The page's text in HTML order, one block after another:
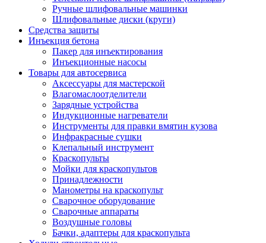
Ручные шлифовальные машинки
Шлифовальные диски (круги)
Средства защиты
Инъекция бетона
Пакер для инъектирования
Инъекционные насосы
Товары для автосервиса
Аксессуары для мастерской
Влагомаслоотделители
Зарядные устройства
Индукционные нагреватели
Инструменты для правки вмятин кузова
Инфракрасные сушки
Клепальный инструмент
Краскопульты
Мойки для краскопультов
Принадлежности
Манометры на краскопульт
Сварочное оборудование
Сварочные аппараты
Воздушные головы
Бачки, адаптеры для краскопульта